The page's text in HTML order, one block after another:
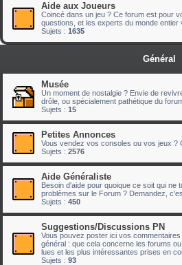
Aide aux Joueurs
Coincé dans un jeu ? Ce forum est pour
questions, et les experts du monde entier
Sujets : 1635
Général
Musée
Un moment de nostalgie ? Envie de
drôle, ou spécialement pathétique du
Sujets : 15
Petites Annonces
Vous vendez vos consoles ou vos jeux ?
Sujets : 2576
Aide Généraliste
Besoin d'aide pour quoique ce soit qui ne
problèmes sur le Forum ? Demandez,
Sujets : 450
Suggestions/Discussions PN
Vous pouvez poster ici vos
général : que cela concerne les forums
lues et les plus intéressantes prises en
Sujets : 93